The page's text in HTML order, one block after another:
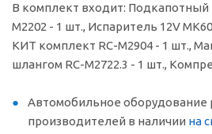
В комплект входит: Подкапотный
M2202 - 1 шт., Испаритель 12V
КИТ комплект RC-M2904 - 1 шт.,
шлангом RC-M2722.3 - 1 шт.,
Автомобильное оборудование
производителей в наличии на